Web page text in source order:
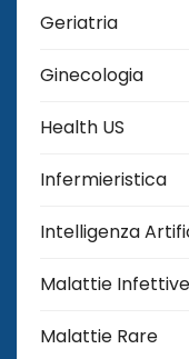
Geriatria
Ginecologia
Health US
Infermieristica
Intelligenza
Malattie Infettive
Malattie Rare